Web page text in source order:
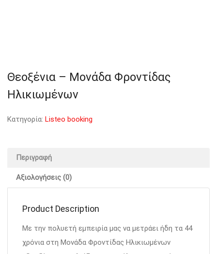
Θεοξένια – Μονάδα Φροντίδας
Ηλικιωμένων
Κατηγορία: Listeo booking
Περιγραφή
Αξιολογήσεις (0)
Product Description
Με την πολυετή εμπειρία μας να μετράει ήδη τα 44
χρόνια στη Μονάδα Φροντίδας Ηλικιωμένων